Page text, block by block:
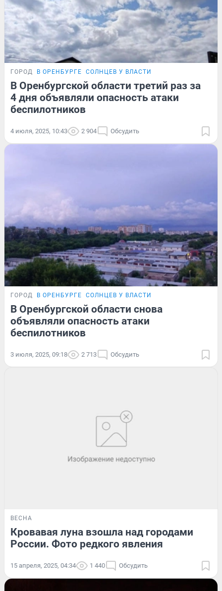
ГОРОД В ОРЕНБУРГЕ СОЛНЦЕВ У ВЛАСТИ
В Оренбургской области третий раз за
4 дня объявляли опасность атаки
беспилотников
4 июля, 2025, 10:43 2 904 Обсудить
ГОРОД В ОРЕНБУРГЕ СОЛНЦЕВ У ВЛАСТИ
В Оренбургской области снова
объявляли опасность атаки
беспилотников
3 июля, 2025, 09:18 2 713 Обсудить
ВЕСНА
Кровавая луна взошла над городами
России. Фото редкого явления
15 апреля, 2025, 04:34 1 440 Обсудить